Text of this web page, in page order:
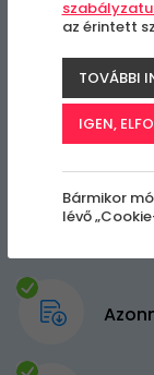
az érintett
TOVÁBBI
IGEN,
Bármikor
lévő